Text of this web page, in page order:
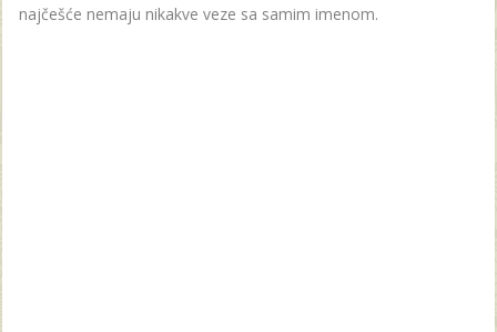
najčešće nemaju nikakve veze sa samim imenom.